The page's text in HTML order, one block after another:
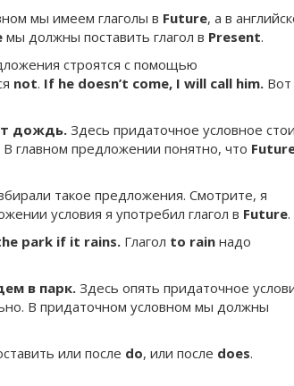
мы имеем глаголы в Future, а в
мы должны поставить глагол в Present.
строятся с помощью
not. If he doesn’t come, I will call him. Вот
дождь.Здесь придаточное условное
главном предложении понятно, что
такое предложения. Смотрите, я
условия я употребил глагол в Future.
park if it rains.Глагол to rainнадо
в парк. Здесь опять придаточное
В придаточном условном мы должны
или после do, или после does.